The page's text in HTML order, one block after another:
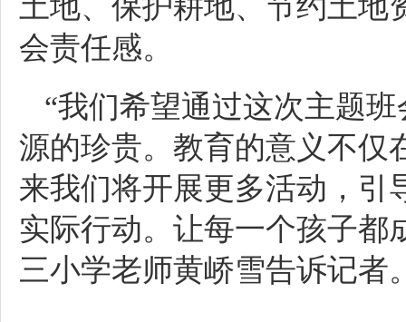
土地、保护耕地、节约土地
会责任感。
“我们希望通过这次主题
源的珍贵。教育的意义不仅
来我们将开展更多活动，引
实际行动。让每一个孩子都
三小学老师黄峤雪告诉记